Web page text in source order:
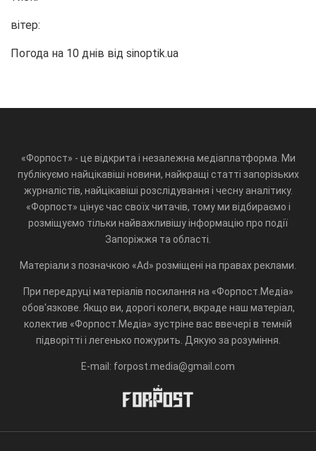
вітер:
Погода на 10 днів від sinoptik.ua
«Форпост» - це відкрита і незалежна медіаплатформа. Ми
публікуємо найцікавіші новини, найкращі статті запорізьких
журналістів, найцікавіші розслідування і чесну аналітику.
«Форпост» цінує час своїх читачів, тому ми відбираємо і
розміщуємо тільки найважливішу інформацію про події
Запоріжжя та області.
Матеріали з позначкою «Ad» розміщені на правах реклами.
При передруці матеріалів посилання на «Форпост.Медіа»
обов'язкове. Якщо ви, дорогі колеги, вкраде наш матеріал,
колектив «Форпост.Медіа» зустріне вас ввечері в темній
підворітті і легенько пожурить. Дякую за розуміння.
E-mail: forpost.media@gmail.com